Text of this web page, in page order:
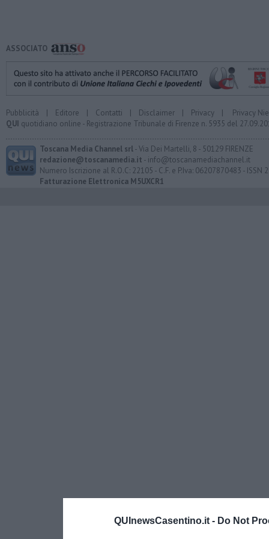
QUInewsCasentino.it - Do Not
ASSOCIATO
Pubblicità | Editore | Contatti | Disclaimer | Privacy | Privacy
QUI quotidiano online - Registrazione Tribunale di Firenze n. 5935 del
Toscana Media Channel srl- Via Dei Martelli, 8 - 50129 FIRENZE
redazione@toscanamedia.it - info@toscanamediachannel.it
Numero Iscrizione al R.O.C: 22105 - C.F. e P.Iva: 06207870483 - ISSN
Fatturazione Elettronica M5UXCR1